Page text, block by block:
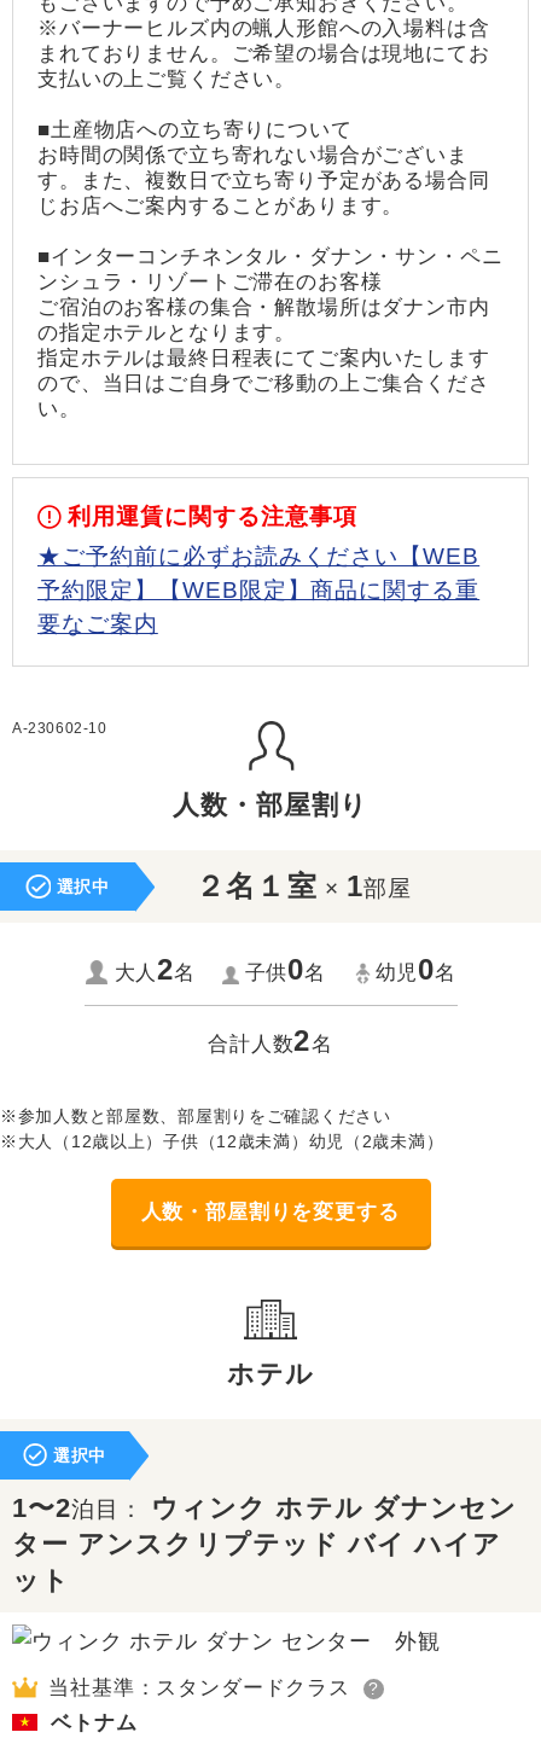
※バーナーヒルズ内の蝋人形館への入場料は含
まれておりません。ご希望の場合は現地にてお
支払いの上ご覧ください。
■土産物店への立ち寄りについて
お時間の関係で立ち寄れない場合がございま
す。また、複数日で立ち寄り予定がある場合同
じお店へご案内することがあります。
■インターコンチネンタル・ダナン・サン・ペニ
ンシュラ・リゾートご滞在のお客様
ご宿泊のお客様の集合・解散場所はダナン市内
の指定ホテルとなります。
指定ホテルは最終日程表にてご案内いたします
ので、当日はご自身でご移動の上ご集合くださ
い。
利用運賃に関する注意事項
★ご予約前に必ずお読みください【WEB
予約限定】【WEB限定】商品に関する重
要なご案内
A-230602-10
人数・部屋割り
選択中 ２名１室 × 1部屋
大人2名 子供0名 幼児0名
合計人数2名
※参加人数と部屋数、部屋割りをご確認ください
※大人（12歳以上）子供（12歳未満）幼児（2歳未満）
人数・部屋割りを変更する
ホテル
選択中
1〜2泊目： ウィンク ホテル ダナンセン
ター アンスクリプテッド バイ ハイア
ット
当社基準：スタンダードクラス ?
ベトナム